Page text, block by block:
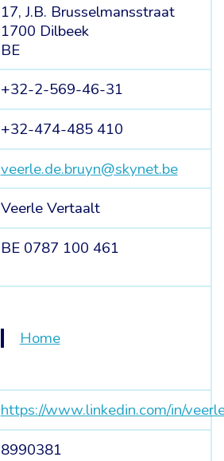
17, J.B. Brusselmansstraat
1700 Dilbeek
BE
+32-2-569-46-31
+32-474-485 410
veerle.de.bruyn@skynet.be
Veerle Vertaalt
BE 0787 100 461
Home
https://www.linkedin.com/in/
8990381